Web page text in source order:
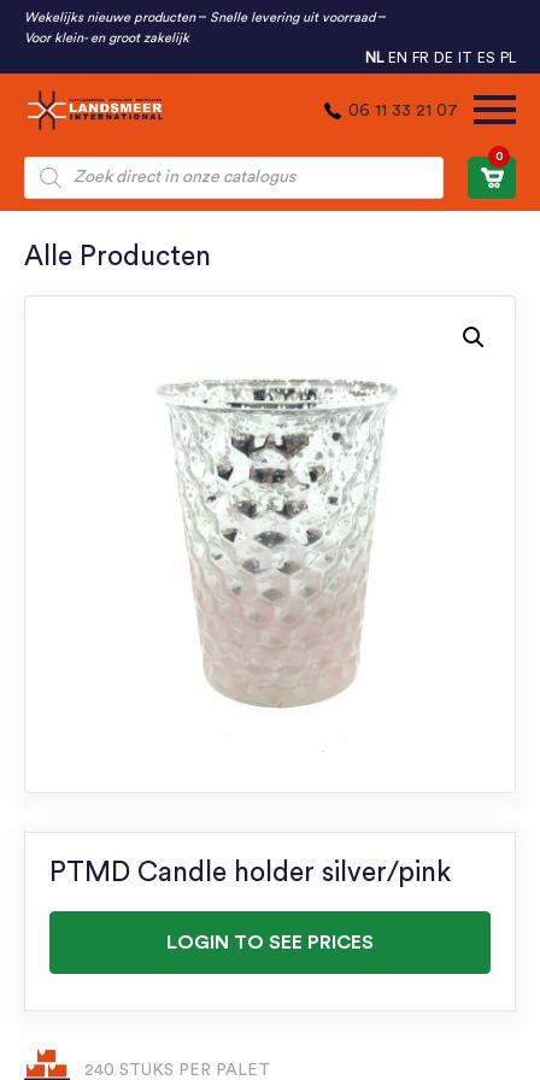
Wekelijks nieuwe producten
Snelle levering uit voorraad
Voor klein- en groot zakelijk
NL EN FR DE IT ES PL
06 11 33 21 07
Producten
zoeken
0
Alle Producten
PTMD Candle holder silver/pink
LOGIN TO SEE PRICES
240 STUKS PER PALET